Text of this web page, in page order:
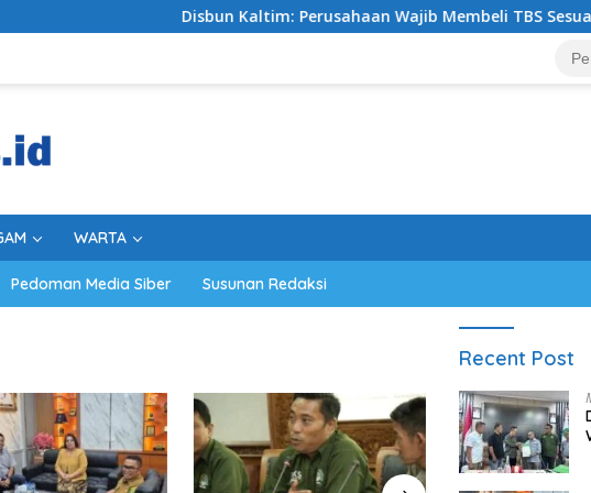
Disbun Kaltim: Perusahaan Wajib Membeli TBS Sesuai
WARTA
Pedoman Media Siber Susunan Redaksi
Recent Post